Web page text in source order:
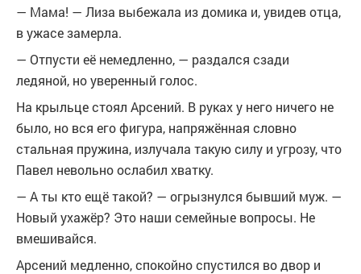
— Мама! — Лиза выбежала из домика и, увидев отца,
в ужасе замерла.
— Отпусти её немедленно, — раздался сзади
ледяной, но уверенный голос.
На крыльце стоял Арсений. В руках у него ничего не
было, но вся его фигура, напряжённая словно
стальная пружина, излучала такую силу и угрозу, что
Павел невольно ослабил хватку.
— А ты кто ещё такой? — огрызнулся бывший муж. —
Новый ухажёр? Это наши семейные вопросы. Не
вмешивайся.
Арсений медленно, спокойно спустился во двор и